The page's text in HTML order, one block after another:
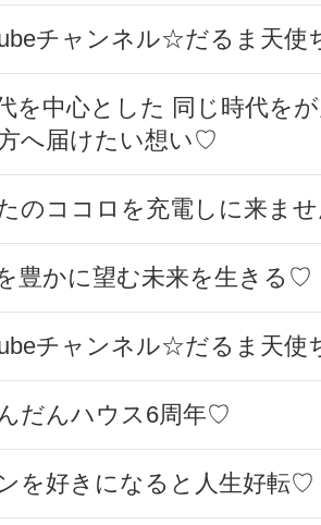
チャンネル☆だるま天
を中心とした 同じ時代を
へ届けたい想い♡
のココロを充電しに来ま
豊かに望む未来を生きる♡
チャンネル☆だるま天
だんハウス6周年♡
を好きになると人生好転♡